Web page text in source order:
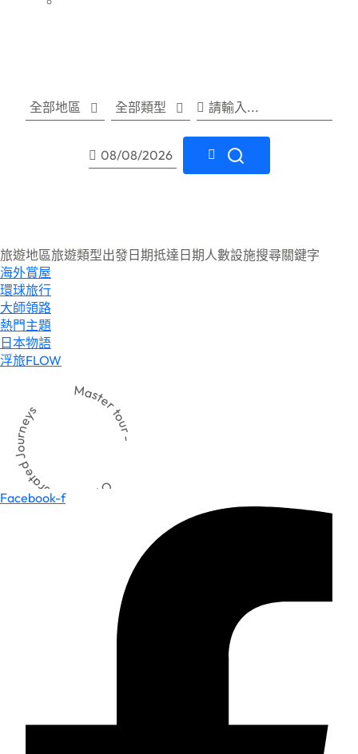
全部地區 全部類型
旅遊地區旅遊類型出發日期抵達日期人數設施搜尋關鍵字
海外賞屋
環球旅行
大師領路
熱門主題
日本物語
浮旅FLOW
Master tour -
Offering Curated Journeys
Facebook-f